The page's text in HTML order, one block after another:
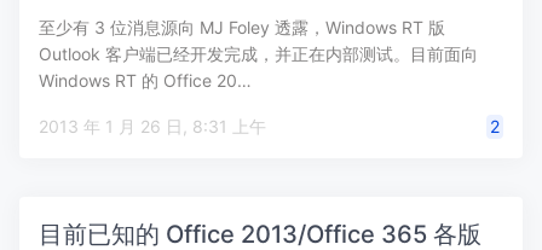
至少有 3 位消息源向 MJ Foley 透露，Windows RT 版
Outlook 客户端已经开发完成，并正在内部测试。目前面向
Windows RT 的 Office 20…
2013 年 1 月 26 日, 8:31 上午 2
目前已知的 Office 2013/Office 365 各版